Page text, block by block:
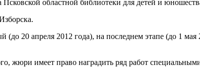
областной библиотеки для детей и
20 апреля 2012 года), на последнем этапе (до 1
жюри имеет право наградить ряд работ